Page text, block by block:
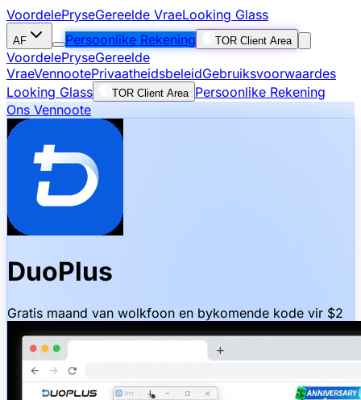
VoordelePryseGereelde VraeLooking Glass
AF Persoonlike Rekening TOR Client Area
VoordelePryseGereelde
VraeVennootePrivaatheidsbeleidGebruiksvoorwaardes
Looking Glass
TOR Client Area Persoonlike Rekening
Ons Vennoote
DuoPlus
Gratis maand van wolkfoon en bykomende kode vir $2